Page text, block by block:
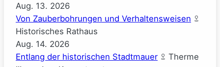
Aug. 13. 2026
Von Zauberbohrungen und Verhaltensweisen
Historisches Rathaus
Aug. 14. 2026
Entlang der historischen Stadtmauer
Therme